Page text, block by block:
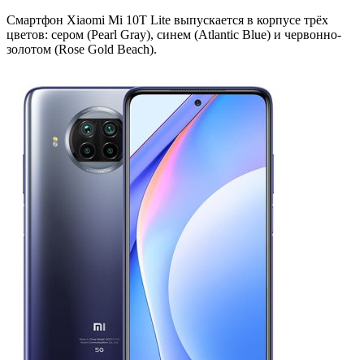
Смартфон Xiaomi Mi 10T Lite выпускается в корпусе трёх
цветов: сером (Pearl Gray), синем (Atlantic Blue) и червонно-
золотом (Rose Gold Beach).